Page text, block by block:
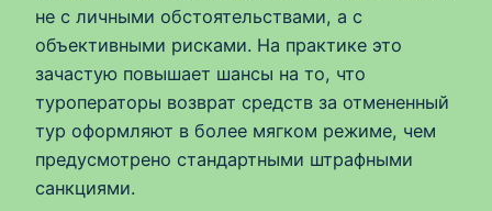
не с личными обстоятельствами, а с
объективными рисками. На практике это
зачастую повышает шансы на то, что
туроператоры возврат средств за отмененный
тур оформляют в более мягком режиме, чем
предусмотрено стандартными штрафными
санкциями.